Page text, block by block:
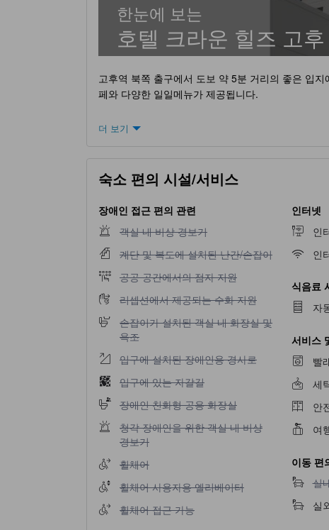
한눈에 보는
호텔 크라운 힐즈 고후
고후역 북쪽 출구에서 도보 약 5분 거리의 좋은 입
페와 다양한 일일메뉴가 제공됩니다.
더 보기
숙소 편의 시설/서비스
장애인 접근 편의 관련
객실 내 비상 경보기 이용 불가
객실 내 비상 경보기
계단 및 복도에 설치된 난간/손잡이 이용 불가
계단 및 복도에 설치된 난간/손잡이
공공 공간에서의 점자 지원 이용 불가
공공 공간에서의 점자 지원
리셉션에서 제공되는 수화 지원 이용 불가
리셉션에서 제공되는 수화 지원
손잡이가 설치된 객실 내 화장실 및 욕조 이용 불가
손잡이가 설치된 객실 내 화장실 및
욕조
입구에 설치된 장애인용 경사로 이용 불가
입구에 설치된 장애인용 경사로
입구에 있는 자갈길 이용 불가
입구에 있는 자갈길
장애인 친화형 공용 화장실 이용 불가
장애인 친화형 공용 화장실
청각 장애인을 위한 객실 내 비상 경보기 이용 불가
청각 장애인을 위한 객실 내 비상
경보기
휠체어 이용 불가
휠체어
휠체어 사용자용 엘리베이터 이용 불가
휠체어 사용자용 엘리베이터
휠체어 접근 가능 이용 불가
휠체어 접근 가능
인터넷
인
인
식음료
자
서비스
빨
세
안
여
이동 편
실
실
실